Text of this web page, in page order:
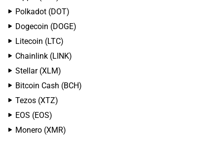
Polkadot (DOT)
Dogecoin (DOGE)
Litecoin (LTC)
Chainlink (LINK)
Stellar (XLM)
Bitcoin Cash (BCH)
Tezos (XTZ)
EOS (EOS)
Monero (XMR)